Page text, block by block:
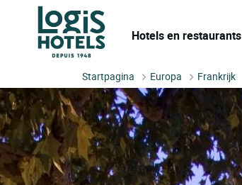
Hotels en restaurants
Startpagina Europa Frankrijk